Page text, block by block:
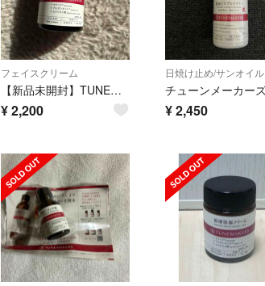
フェイスクリーム
【新品未開封】TUNEMAKERS 原液保湿クリーム(50g)
¥2,200
日焼け止め/サンオイル
¥2,450